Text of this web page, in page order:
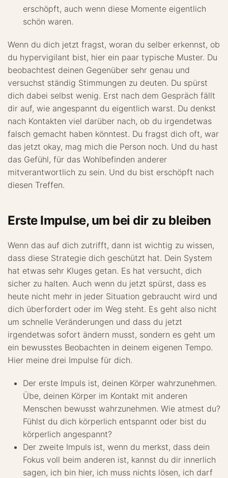
erschöpft, auch wenn diese Momente eigentlich
schön waren.
Wenn du dich jetzt fragst, woran du selber erkennst, ob
du hypervigilant bist, hier ein paar typische Muster. Du
beobachtest deinen Gegenüber sehr genau und
versuchst ständig Stimmungen zu deuten. Du spürst
dich dabei selbst wenig. Erst nach dem Gespräch fällt
dir auf, wie angespannt du eigentlich warst. Du denkst
nach Kontakten viel darüber nach, ob du irgendetwas
falsch gemacht haben könntest. Du fragst dich oft, war
das jetzt okay, mag mich die Person noch. Und du hast
das Gefühl, für das Wohlbefinden anderer
mitverantwortlich zu sein. Und du bist erschöpft nach
diesen Treffen.
Erste Impulse, um bei dir zu bleiben
Wenn das auf dich zutrifft, dann ist wichtig zu wissen,
dass diese Strategie dich geschützt hat. Dein System
hat etwas sehr Kluges getan. Es hat versucht, dich
sicher zu halten. Auch wenn du jetzt spürst, dass es
heute nicht mehr in jeder Situation gebraucht wird und
dich überfordert oder im Weg steht. Es geht also nicht
um schnelle Veränderungen und dass du jetzt
irgendetwas sofort ändern musst, sondern es geht um
ein bewusstes Beobachten in deinem eigenen Tempo.
Hier meine drei Impulse für dich.
Der erste Impuls ist, deinen Körper wahrzunehmen.
Übe, deinen Körper im Kontakt mit anderen
Menschen bewusst wahrzunehmen. Wie atmest du?
Fühlst du dich körperlich entspannt oder bist du
körperlich angespannt?
Der zweite Impuls ist, wenn du merkst, dass dein
Fokus voll beim anderen ist, kannst du dir innerlich
sagen, ich bin hier, ich muss nichts lösen, ich darf